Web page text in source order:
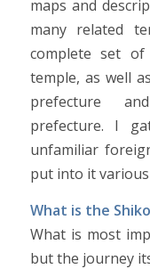
maps and
many related
complete set
temple, as well
prefecture
prefecture. I
unfamiliar
put into it various
What is the
What is most
but the journey